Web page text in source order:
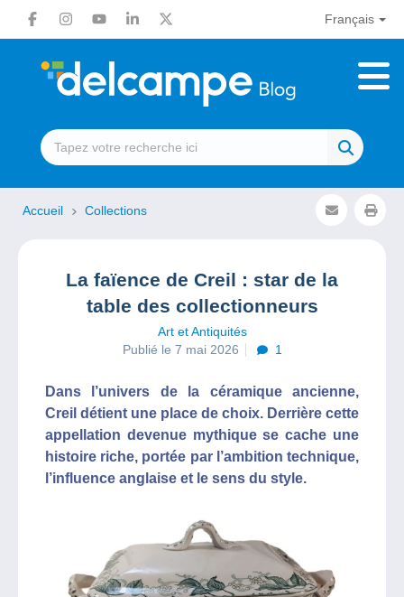
Français
Accueil Collections
La faïence de Creil : star de la
table des collectionneurs
Art et Antiquités
Publié le 7 mai 2026
1
Dans l’univers de la céramique ancienne,
Creil détient une place de choix. Derrière cette
appellation devenue mythique se cache une
histoire riche, portée par l’ambition technique,
l’influence anglaise et le sens du style.